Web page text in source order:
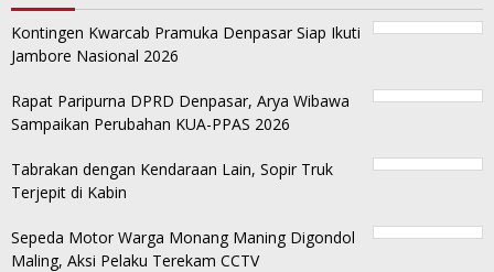
Kontingen Kwarcab Pramuka Denpasar Siap Ikuti
Jambore Nasional 2026
Rapat Paripurna DPRD Denpasar, Arya Wibawa
Sampaikan Perubahan KUA-PPAS 2026
Tabrakan dengan Kendaraan Lain, Sopir Truk
Terjepit di Kabin
Sepeda Motor Warga Monang Maning Digondol
Maling, Aksi Pelaku Terekam CCTV